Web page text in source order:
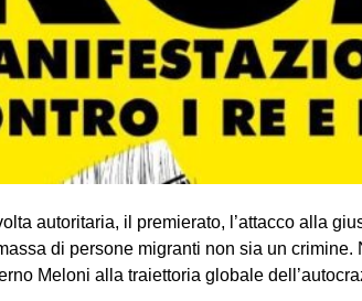
autoritaria, il premierato, l’attacco alla
di persone migranti non sia un
Meloni alla traiettoria globale